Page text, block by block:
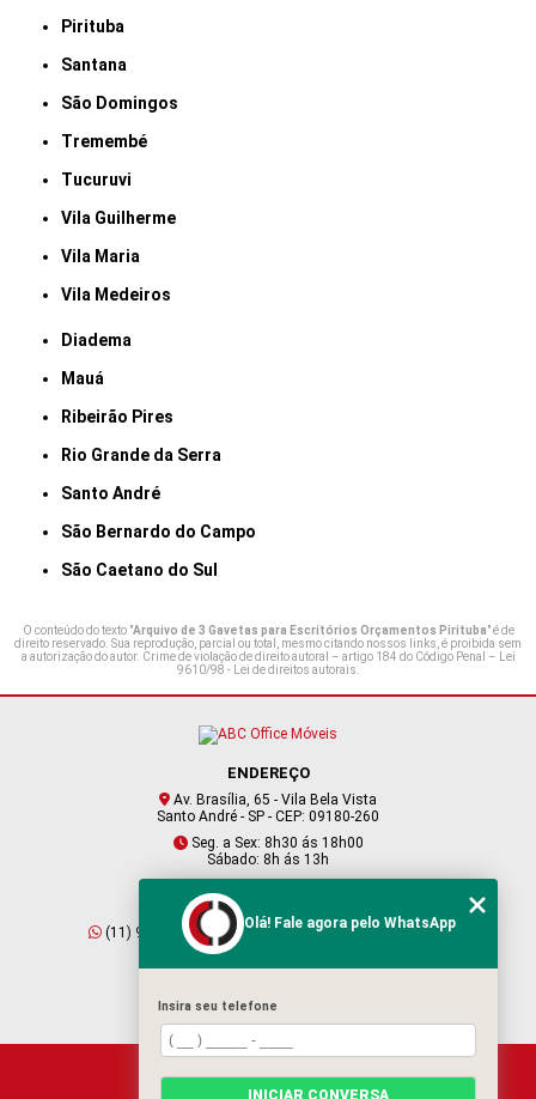
Pirituba
Santana
São Domingos
Tremembé
Tucuruvi
Vila Guilherme
Vila Maria
Vila Medeiros
Diadema
Mauá
Ribeirão Pires
Rio Grande da Serra
Santo André
São Bernardo do Campo
São Caetano do Sul
O conteúdo do texto "Arquivo de 3 Gavetas para Escritórios Orçamentos Pirituba" é de
direito reservado. Sua reprodução, parcial ou total, mesmo citando nossos links, é proibida sem
a autorização do autor. Crime de violação de direito autoral – artigo 184 do Código Penal – Lei
9610/98 - Lei de direitos autorais.
ENDEREÇO
Av. Brasília, 65 - Vila Bela Vista
Santo André - SP - CEP: 09180-260
Seg. a Sex: 8h30 ás 18h00
Sábado: 8h ás 13h
CONTATO
(11) 95409-2229
(11) 4901-6045
vendas@abcofficemoveis.com.br
HOME
SOBRE NÓS
Olá! Fale agora pelo WhatsApp
Insira seu telefone
INICIAR CONVERSA